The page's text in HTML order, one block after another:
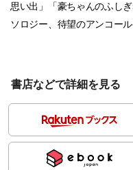
思い出」「豪ちゃんのふし
ソロジー、待望のアンコール
書店などで詳細を見る